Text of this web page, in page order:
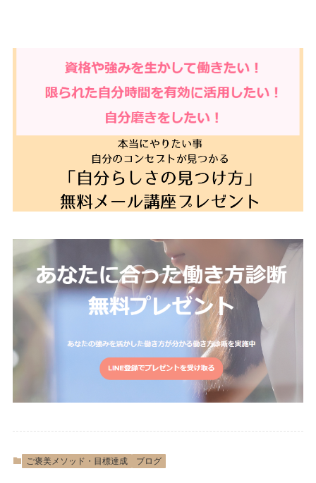
ご褒美メソッド・目標達成 ブログ